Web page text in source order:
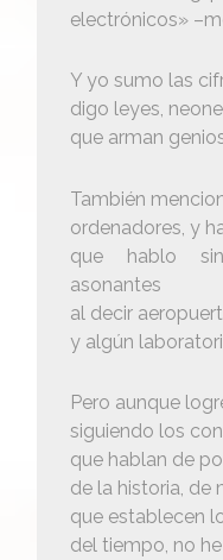
electrónicos»
Y yo sumo las
digo leyes,
que arman
También
ordenadores, y
que hablo
asonantes
al decir
y algún
Pero aunque
siguiendo los
que hablan de
de la historia, de
que establecen
del tiempo, no